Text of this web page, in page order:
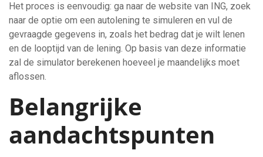
Het proces is eenvoudig: ga naar de website van ING, zoek
naar de optie om een autolening te simuleren en vul de
gevraagde gegevens in, zoals het bedrag dat je wilt lenen
en de looptijd van de lening. Op basis van deze informatie
zal de simulator berekenen hoeveel je maandelijks moet
aflossen.
Belangrijke
aandachtspunten